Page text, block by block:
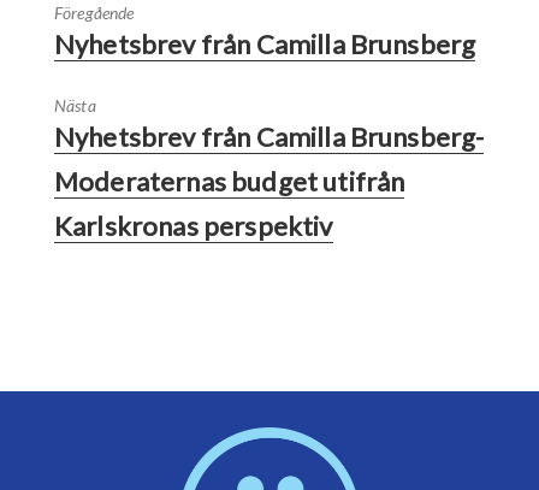
Föregående
Nyhetsbrev från Camilla Brunsberg
Nästa
Nyhetsbrev från Camilla Brunsberg-
Moderaternas budget utifrån
Karlskronas perspektiv